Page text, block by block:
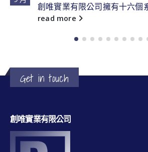
有限公司擁有十六個系列，一百多個...
Get in touch
創唯實業有限公司